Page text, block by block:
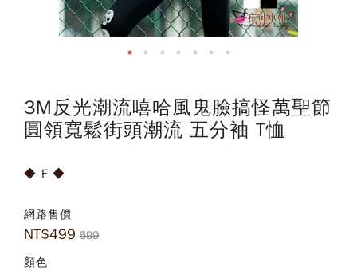
3M反光潮流嘻哈風鬼臉搞怪萬聖節
圓領寬鬆街頭潮流 五分袖 T恤
◆ F ◆
網路售價
NT$499 599
顏色